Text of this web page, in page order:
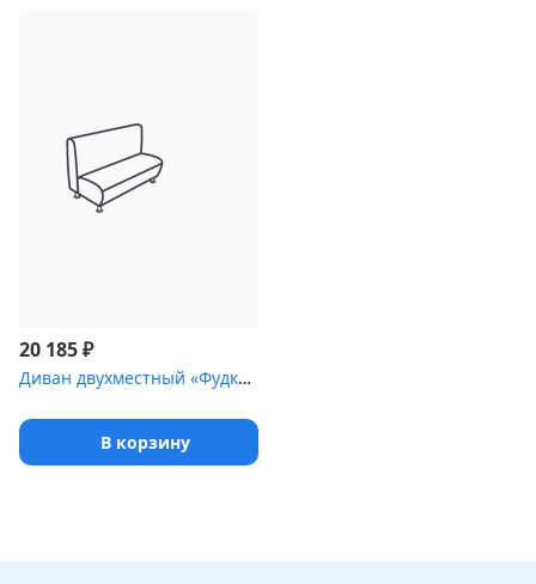
20 185₽
Диван двухместный «Фудкорт» без локотников [(1400 мм)]
В корзину